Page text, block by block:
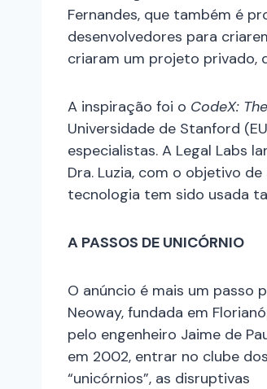
Fernandes, que também é
desenvolvedores para
criaram um projeto privado,
A inspiração foi o CodeX:
Universidade de Stanford
especialistas. A Legal Labs
Dra. Luzia, com o objetivo
tecnologia tem sido usada
A PASSOS DE UNICÓRNIO
O anúncio é mais um passo
Neoway, fundada em
pelo engenheiro Jaime de
em 2002, entrar no clube dos
“unicórnios”, as disruptivas